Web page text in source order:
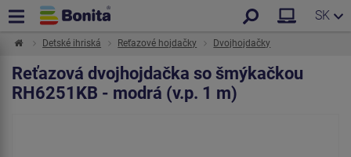
SK
Detské ihriská Reťazové hojdačky Dvojhojdačky
Reťazová dvojhojdačka so šmýkačkou
RH6251KB - modrá (v.p. 1 m)